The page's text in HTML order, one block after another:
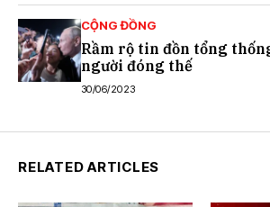
CỘNG ĐỒNG
Rầm rộ tin đồn tổng
người đóng thế
30/06/2023
RELATED ARTICLES